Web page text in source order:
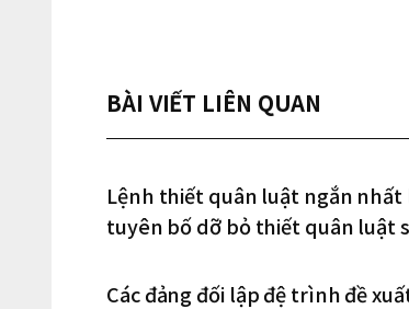
BÀI VIẾT LIÊN QUAN
Lệnh thiết quân luật ngắn
tuyên bố dỡ bỏ thiết quân luật
Các đảng đối lập đệ trình đề